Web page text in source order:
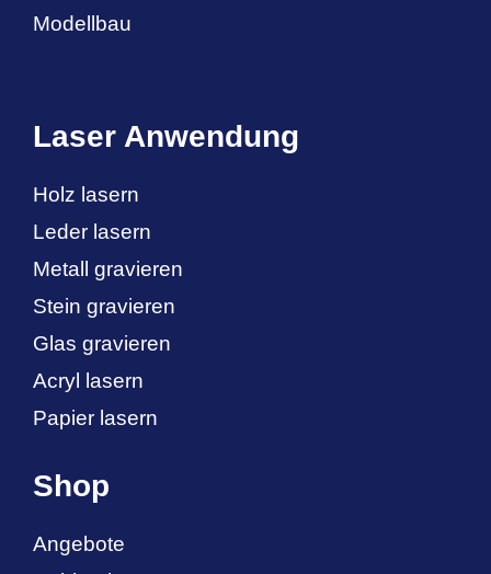
Modellbau
Laser Anwendung
Holz lasern
Leder lasern
Metall gravieren
Stein gravieren
Glas gravieren
Acryl lasern
Papier lasern
Shop
Angebote